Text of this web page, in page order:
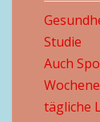
Studie
Auch
tägliche